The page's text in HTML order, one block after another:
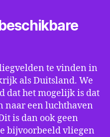
te vinden in
als Duitsland. We
dat het mogelijk is dat
naar een luchthaven
is dan ook geen
bijvoorbeeld vliegen